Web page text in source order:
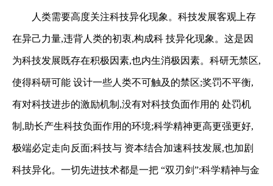
人类需要高度关注科技异化现象。科技发展客观上存
在异己力量,违背人类的初衷,构成科 技异化现象。这是因
为科技发展既存在积极因素,也内生消极因素。科研无禁区,
使得科研可能 设计一些人类不可触及的禁区;奖罚不平衡,
有对科技进步的激励机制,没有对科技负面作用的 处罚机
制,助长产生科技负面作用的环境;科学精神更高更强更好,
极端必定走向反面;科技与 资本结合加速科技发展,也加剧
科技异化。一切先进技术都是一把 “双刃剑”:科学精神与金